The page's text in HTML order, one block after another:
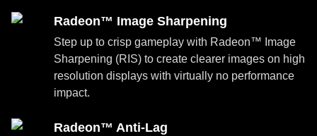
Radeon™ Image Sharpening
Step up to crisp gameplay with Radeon™ Image
Sharpening (RIS) to create clearer images on high
resolution displays with virtually no performance
impact.
Radeon™ Anti-Lag